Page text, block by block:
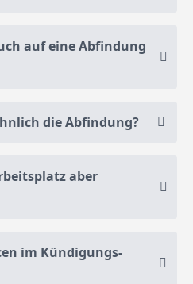
auf eine Abfindung
die Abfindung?
aber
im Kündigungs­